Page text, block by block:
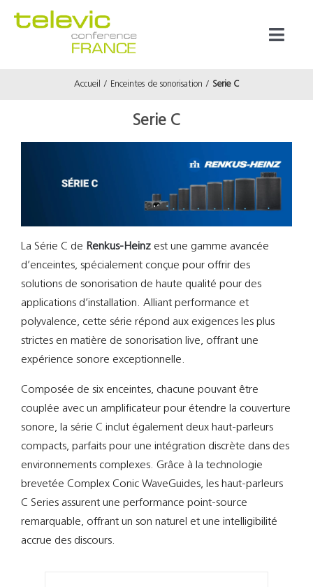
Support
Accueil Enceintes de sonorisation Serie C
Serie C
La Série C de Renkus-Heinz est une gamme avancée
d’enceintes, spécialement conçue pour offrir des
solutions de sonorisation de haute qualité pour des
applications d’installation. Alliant performance et
polyvalence, cette série répond aux exigences les plus
strictes en matière de sonorisation live, offrant une
expérience sonore exceptionnelle.
Composée de six enceintes, chacune pouvant être
couplée avec un amplificateur pour étendre la couverture
sonore, la série C inclut également deux haut-parleurs
compacts, parfaits pour une intégration discrète dans des
environnements complexes. Grâce à la technologie
brevetée Complex Conic WaveGuides, les haut-parleurs
C Series assurent une performance point-source
remarquable, offrant un son naturel et une intelligibilité
accrue des discours.